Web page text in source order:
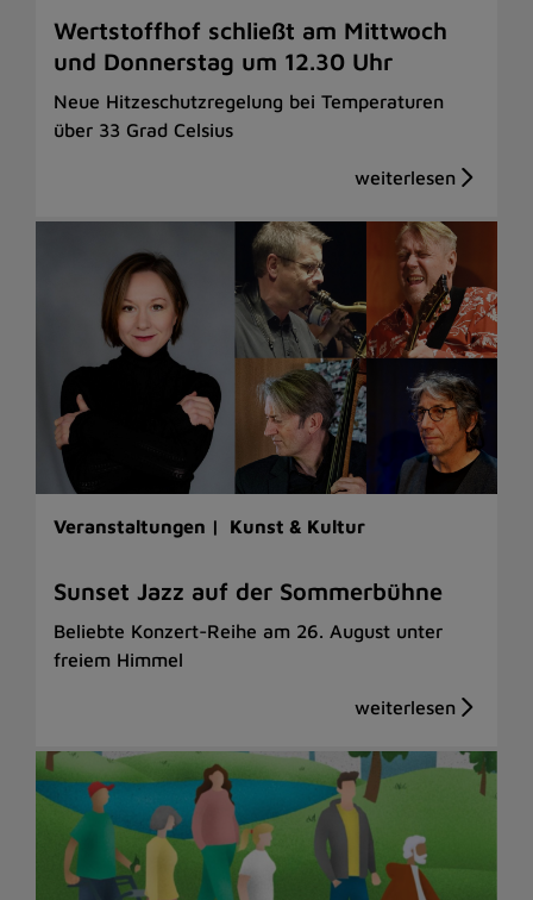
Wertstoffhof schließt am Mittwoch
und Donnerstag um 12.30 Uhr
Neue Hitzeschutzregelung bei Temperaturen
über 33 Grad Celsius
Veranstaltungen | Kunst & Kultur
Sunset Jazz auf der Sommerbühne
Beliebte Konzert-Reihe am 26. August unter
freiem Himmel